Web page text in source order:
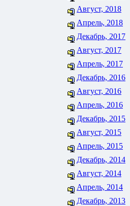
Август, 2018
Апрель, 2018
Декабрь, 2017
Август, 2017
Апрель, 2017
Декабрь, 2016
Август, 2016
Апрель, 2016
Декабрь, 2015
Август, 2015
Апрель, 2015
Декабрь, 2014
Август, 2014
Апрель, 2014
Декабрь, 2013